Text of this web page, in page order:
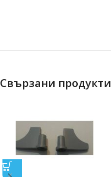
Свързани продукти